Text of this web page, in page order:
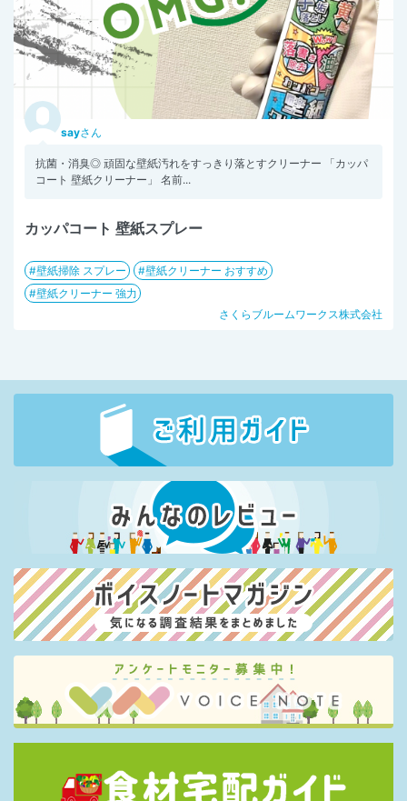
sayさん
抗菌・消臭◎ 頑固な壁紙汚れをすっきり落とすクリーナー 「カッパ
コート 壁紙クリーナー」 名前...
カッパコート 壁紙スプレー
壁紙掃除 スプレー
壁紙クリーナー おすすめ
壁紙クリーナー 強力
さくらブルームワークス株式会社